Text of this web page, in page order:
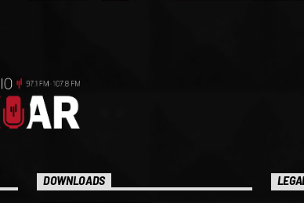
DOWNLOADS